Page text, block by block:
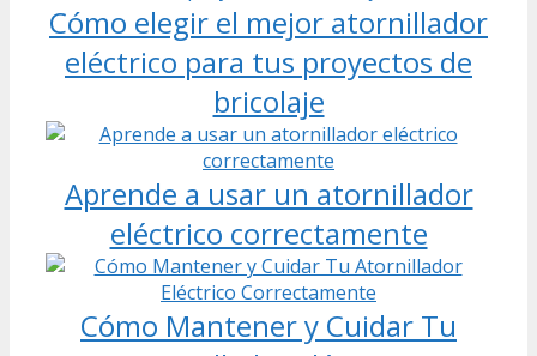
Cómo elegir el mejor atornillador
eléctrico para tus proyectos de
bricolaje
Aprende a usar un atornillador
eléctrico correctamente
Cómo Mantener y Cuidar Tu